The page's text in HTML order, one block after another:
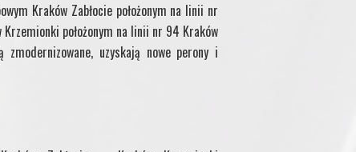
Kraków Zabłocie położonym na linii nr
położonym na linii nr 94 Kraków
uzyskają nowe perony i